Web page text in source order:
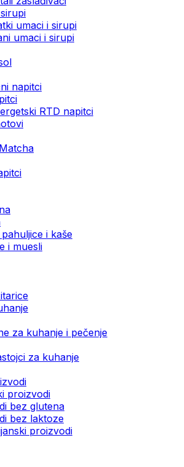
umaci i sirupi
umaci i sirupi
napitci
RTD napitci
i kaše
i muesli
za kuhanje i pečenje
za kuhanje
proizvodi
bez glutena
bez laktoze
proizvodi